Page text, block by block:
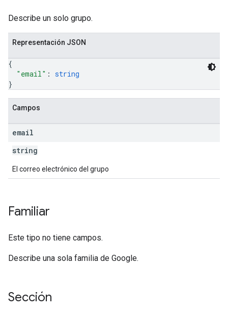
Describe un solo grupo.
Representación JSON
{
"email" : string
}
Campos
email
string
El correo electrónico del grupo
Familiar
Este tipo no tiene campos.
Describe una sola familia de Google.
Sección